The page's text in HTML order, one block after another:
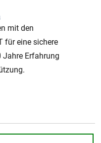
mit den
für eine sichere
Jahre Erfahrung